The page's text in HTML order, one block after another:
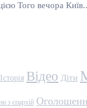
Того вечора
Історія Відео Діти
з єпархій